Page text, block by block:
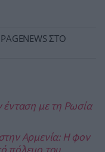
ΣΤΟ
ένταση με τη Ρωσία
Αρμενία: Η φον